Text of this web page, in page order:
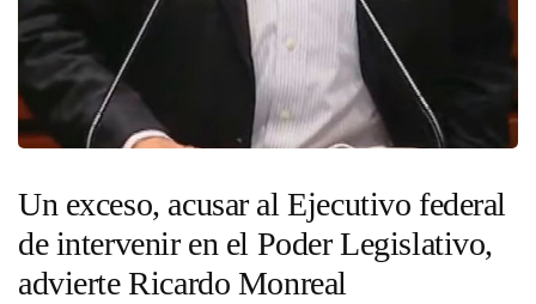
Un exceso, acusar al Ejecutivo federal
de intervenir en el Poder Legislativo,
advierte Ricardo Monreal